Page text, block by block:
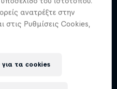
ανατρέξτε στην
στις Ρυθμίσεις Cookies,
για τα cookies